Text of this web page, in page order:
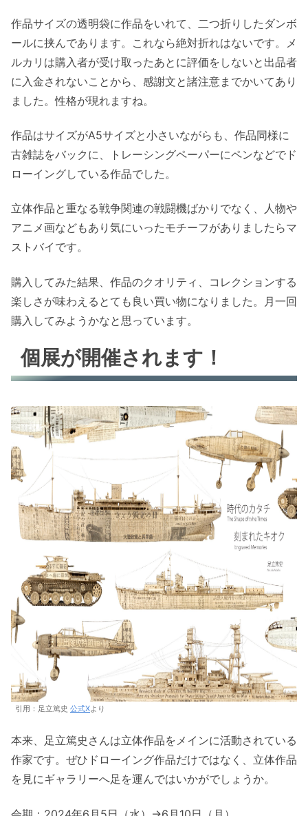
作品サイズの透明袋に作品をいれて、二つ折りしたダンボ
ールに挟んであります。これなら絶対折れはないです。メ
ルカリは購入者が受け取ったあとに評価をしないと出品者
に入金されないことから、感謝文と諸注意までかいてあり
ました。性格が現れますね。
作品はサイズがA5サイズと小さいながらも、作品同様に
古雑誌をバックに、トレーシングペーパーにペンなどでド
ローイングしている作品でした。
立体作品と重なる戦争関連の戦闘機ばかりでなく、人物や
アニメ画などもあり気にいったモチーフがありましたらマ
ストバイです。
購入してみた結果、作品のクオリティ、コレクションする
楽しさが味わえるとても良い買い物になりました。月一回
購入してみようかなと思っています。
個展が開催されます！
引用：足立篤史 公式Xより
本来、足立篤史さんは立体作品をメインに活動されている
作家です。ぜひドローイング作品だけではなく、立体作品
を見にギャラリーへ足を運んではいかがでしょうか。